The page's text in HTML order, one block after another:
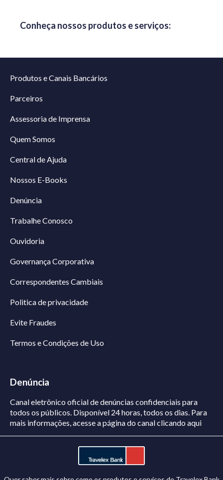
Conheça nossos produtos e serviços:
Produtos e Canais Bancários
Parceiros
Assessoria de Imprensa
Quem Somos
Central de Ajuda
Nossos E-Books
Denúncia
Trabalhe Conosco
Ouvidoria
Governança Corporativa
Correspondentes Cambiais
Politica de privacidade
Evite Fraudes
Termos e Condições de Uso
Denúncia
Canal eletrônico oficial de denúncias confidenciais para
todos os públicos. Disponível 24 horas, todos os dias. Para
mais informações, acesse a página do canalclicando aqui